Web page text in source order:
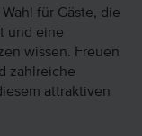
für Gäste, die
und eine
wissen. Freuen
zahlreiche
attraktiven